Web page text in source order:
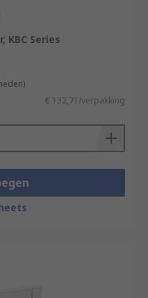
KBC Series
€ 132,71/verpakking